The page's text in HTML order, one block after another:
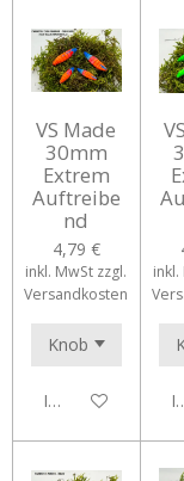
VS Made
30mm
Extrem
Auftreibe
nd
4,79 €
inkl. MwSt zzgl.
Versandkosten
In den Warenkorb
inkl.